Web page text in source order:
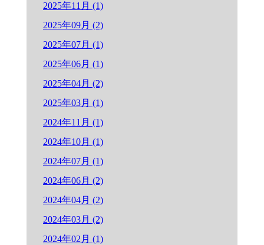
2025年11月 (1)
2025年09月 (2)
2025年07月 (1)
2025年06月 (1)
2025年04月 (2)
2025年03月 (1)
2024年11月 (1)
2024年10月 (1)
2024年07月 (1)
2024年06月 (2)
2024年04月 (2)
2024年03月 (2)
2024年02月 (1)